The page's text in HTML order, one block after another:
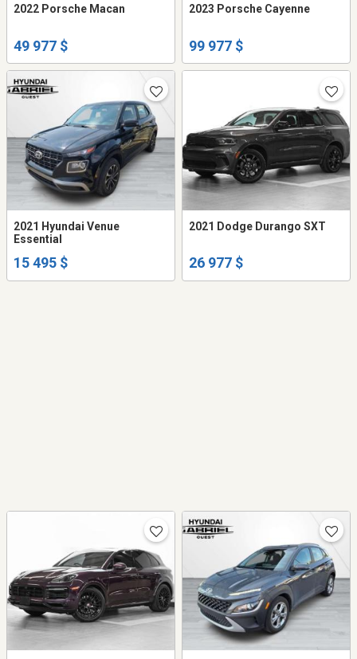
2022 Porsche Macan
49 977 $
2023 Porsche Cayenne
99 977 $
2021 Hyundai Venue
Essential
15 495 $
2021 Dodge Durango SXT
26 977 $